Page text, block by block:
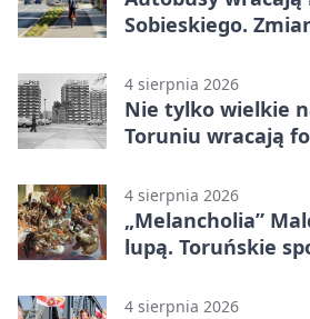
Sobieskiego.
4 sierpnia 2026
Nie tylko wielkie
Toruniu wracają
4 sierpnia 2026
„Melancholia”
lupą. Toruńskie
4 sierpnia 2026